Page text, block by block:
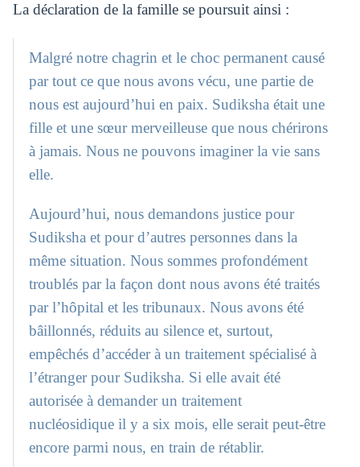
La déclaration de la famille se poursuit ainsi :
Malgré notre chagrin et le choc permanent causé
par tout ce que nous avons vécu, une partie de
nous est aujourd’hui en paix. Sudiksha était une
fille et une sœur merveilleuse que nous chérirons
à jamais. Nous ne pouvons imaginer la vie sans
elle.
Aujourd’hui, nous demandons justice pour
Sudiksha et pour d’autres personnes dans la
même situation. Nous sommes profondément
troublés par la façon dont nous avons été traités
par l’hôpital et les tribunaux. Nous avons été
bâillonnés, réduits au silence et, surtout,
empêchés d’accéder à un traitement spécialisé à
l’étranger pour Sudiksha. Si elle avait été
autorisée à demander un traitement
nucléosidique il y a six mois, elle serait peut-être
encore parmi nous, en train de rétablir.